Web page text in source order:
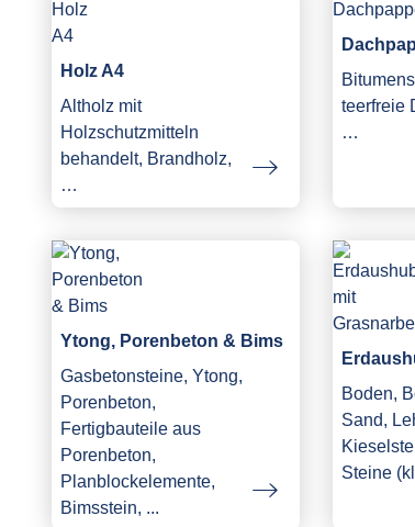
Holz A4
Altholz mit
Holzschutzmitteln
behandelt, Brandholz,
…
teerfreie
…
Ytong, Porenbeton & Bims
Gasbetonsteine, Ytong,
Porenbeton,
Fertigbauteile aus
Porenbeton,
Planblockelemente,
Bimsstein, ...
Boden,
Sand,
Steine